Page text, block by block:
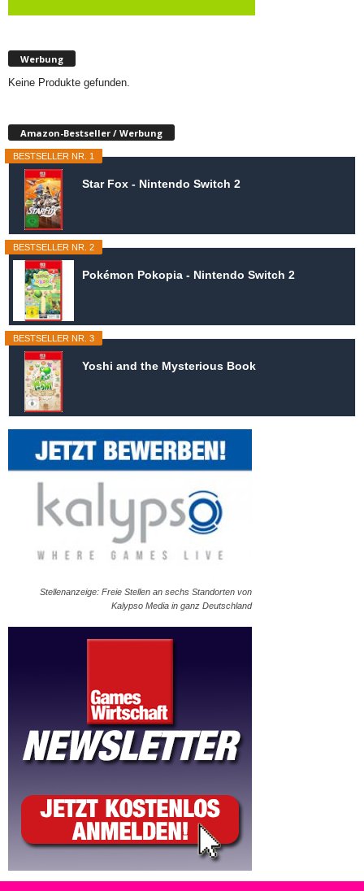
Werbung
Keine Produkte gefunden.
Amazon-Bestseller / Werbung
BESTSELLER NR. 1
Star Fox - Nintendo Switch 2
BESTSELLER NR. 2
Pokémon Pokopia - Nintendo Switch 2
BESTSELLER NR. 3
Yoshi and the Mysterious Book
Stellenanzeige: Freie Stellen an sechs Standorten von
Kalypso Media in ganz Deutschland